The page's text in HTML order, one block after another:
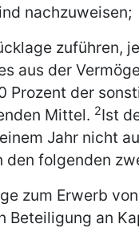
nachzuweisen;
zuführen,
aus der
Prozent der
Mittel. 2Ist
Jahr nicht
den folgenden
zum Erwerb
Beteiligung an